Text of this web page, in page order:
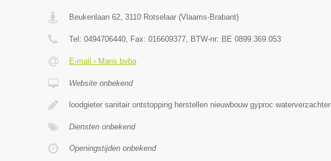
Beukenlaan 62, 3110 Rotselaar(Vlaams-Brabant)
Tel: 0494706440, Fax: 016609377, BTW-nr: BE 0899.369.053
E-mail › Maris bvba
Website onbekend
loodgieter sanitair ontstopping herstellen nieuwbouw gyproc waterverzachter
Diensten onbekend
Openingstijden onbekend